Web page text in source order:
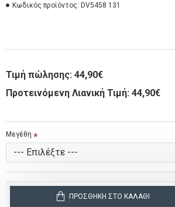
Κωδικός προϊόντος: DV5458 131
Τιμή πώλησης: 44,90€
Προτεινόμενη Λιανική Τιμή: 44,90€
Μεγέθη
ΠΡΟΣΘΉΚΗ ΣΤΟ ΚΑΛΆΘΙ